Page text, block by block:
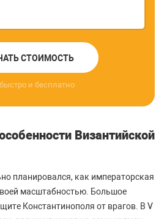
СТОИМОСТЬ
и бесплатно
Византийской
планировался, как императорская
масштабностью. Большое
Константинополя от врагов. В V